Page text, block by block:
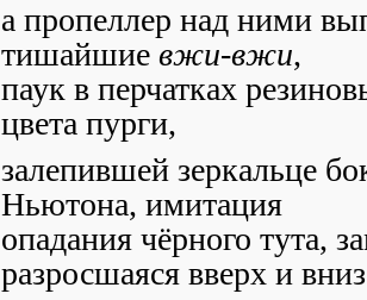
а пропеллер над ними
тишайшие вжи-вжи,
паук в перчатках
цвета пурги,
залепившей зеркальце
Ньютона, имитация
опадания чёрного тута,
разросшаяся вверх и